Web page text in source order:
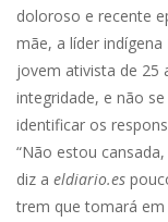
doloroso e recente
mãe, a líder
jovem ativista de 25
integridade, e não
identificar os
“Não estou
diz a eldiario.es
trem que tomará em